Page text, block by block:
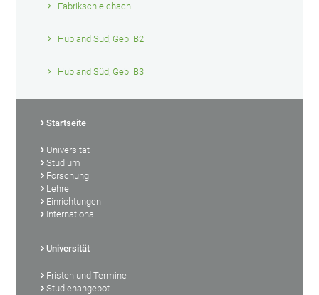
Fabrikschleichach
Hubland Süd, Geb. B2
Hubland Süd, Geb. B3
Startseite
Universität
Studium
Forschung
Lehre
Einrichtungen
International
Universität
Fristen und Termine
Studienangebot